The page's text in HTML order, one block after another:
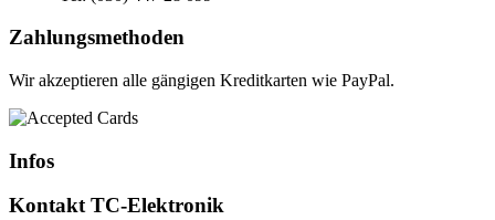
Zahlungsmethoden
Wir akzeptieren alle gängigen Kreditkarten wie PayPal.
Infos
KontaktTC-Elektronik